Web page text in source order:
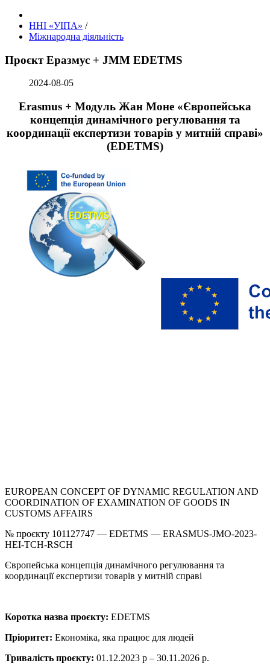
ННІ «УІПА» /
Міжнародна діяльність
Проєкт Еразмус + JMM EDETMS
2024-08-05
Erasmus + Модуль Жан Моне «Європейська
концепція динамічного регулювання та
координації експертизи товарів у митній справі»
(EDETMS)
EUROPEAN CONCEPT OF DYNAMIC REGULATION AND
COORDINATION OF EXAMINATION OF GOODS IN
CUSTOMS AFFAIRS
№ проєкту 101127747 — EDETMS — ERASMUS-JMO-2023-
HEI-TCH-RSCH
Європейська концепція динамічного регулювання та
координації експертизи товарів у митній справі
Коротка назва проєкту: EDETMS
Пріоритет: Економіка, яка працює для людей
Тривалість проєкту: 01.12.2023 р – 30.11.2026 р.